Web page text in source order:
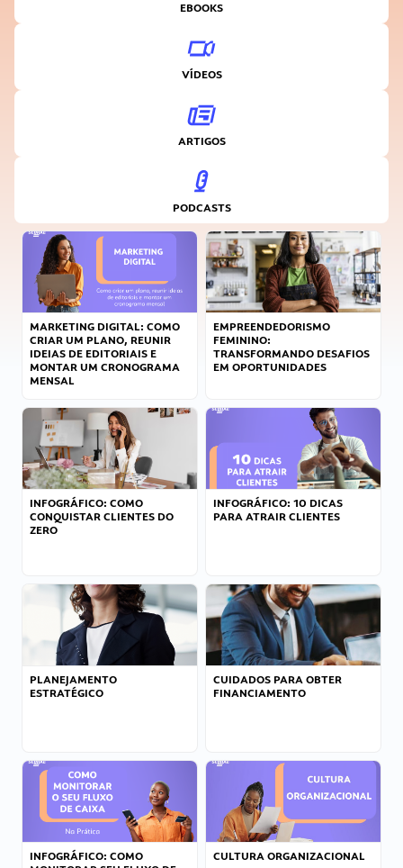
EBOOKS
VÍDEOS
ARTIGOS
PODCASTS
MARKETING DIGITAL: COMO
CRIAR UM PLANO, REUNIR
IDEIAS DE EDITORIAIS E
MONTAR UM CRONOGRAMA
MENSAL
EMPREENDEDORISMO
FEMININO:
TRANSFORMANDO DESAFIOS
EM OPORTUNIDADES
INFOGRÁFICO: COMO
CONQUISTAR CLIENTES DO
ZERO
INFOGRÁFICO: 10 DICAS
PARA ATRAIR CLIENTES
PLANEJAMENTO
ESTRATÉGICO
CUIDADOS PARA OBTER
FINANCIAMENTO
INFOGRÁFICO: COMO
CULTURA ORGANIZACIONAL